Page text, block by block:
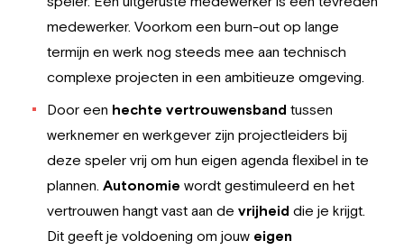
medewerker. Voorkom een burn-out op lange
termijn en werk nog steeds mee aan technisch
complexe projecten in een ambitieuze omgeving.
Door een hechte vertrouwensband tussen
werknemer en werkgever zijn projectleiders bij
deze speler vrij om hun eigen agenda flexibel in te
plannen. Autonomie wordt gestimuleerd en het
vertrouwen hangt vast aan de vrijheid die je krijgt.
Dit geeft je voldoening om jouw eigen